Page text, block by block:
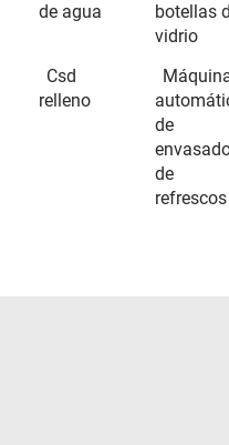
de agua
botellas
vidrio
Csd
relleno
de
de
refrescos